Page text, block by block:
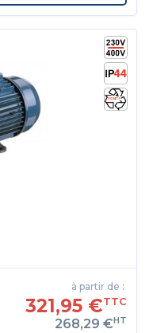
à partir de :
321,95 €TTC
268,29 €HT